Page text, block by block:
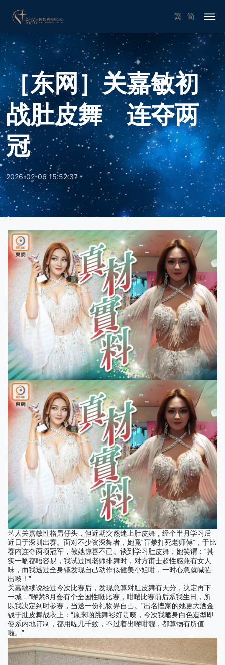
繁 简
［东网］关嘉敏初
战肚皮舞 连夺两
冠
2026-02-06 15:52:37
艺人关嘉敏性格男仔头，但近期突然迷上肚皮舞，经个半月学习后
近日于深圳出赛。面对不少资深舞者，她竟“盲拳打死老师傅” ，于比
赛内连夺两项冠军，教她惊喜不已。谈到学习肚皮舞，她笑谓： “其
实一啲都唔容易，我试过同老师排舞时，对方甫士超性感兼有女人
味，而我透过全身镜发现自己动作似健美小姐咁，一时心急就喊咗
出嚟！ ”
关嘉敏续说经过今次比赛后，发现总算对肚皮舞有天分，决定再下
一城﹕ “嚟紧8 月会有个全国性嘅比赛，咁啱比赛前后系我生日，所
以我决定到时参赛，当送一份礼物畀自己。 ”出名悭家的她更大洒金
钱于肚皮舞战衣上： “原来啲跳舞衫好贵㗎，今次我嗰身白色造型即
使系内地订制，都用咗几千蚊，不过着出嚟咁靓，都算物有所值
啦。 ”